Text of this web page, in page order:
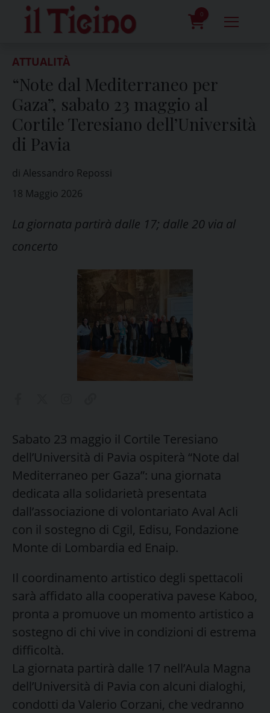
content
0
ATTUALITÀ
“Note dal Mediterraneo per
Gaza”, sabato 23 maggio al
Cortile Teresiano dell’Università
di Pavia
di Alessandro Repossi
18 Maggio 2026
La giornata partirà dalle 17; dalle 20 via al
concerto
Sabato 23 maggio il Cortile Teresiano
dell’Università di Pavia ospiterà “Note dal
Mediterraneo per Gaza”: una giornata
dedicata alla solidarietà presentata
dall’associazione di volontariato Aval Acli
con il sostegno di Cgil, Edisu, Fondazione
Monte di Lombardia ed Enaip.
Il coordinamento artistico degli spettacoli
sarà affidato alla cooperativa pavese Kaboo,
pronta a promuove un momento artistico a
sostegno di chi vive in condizioni di estrema
difficoltà.
La giornata partirà dalle 17 nell’Aula Magna
dell’Università di Pavia con alcuni dialoghi,
condotti da Valerio Corzani, che vedranno